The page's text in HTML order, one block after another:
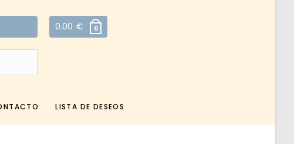
0.00 € 0
LISTA DE DESEOS